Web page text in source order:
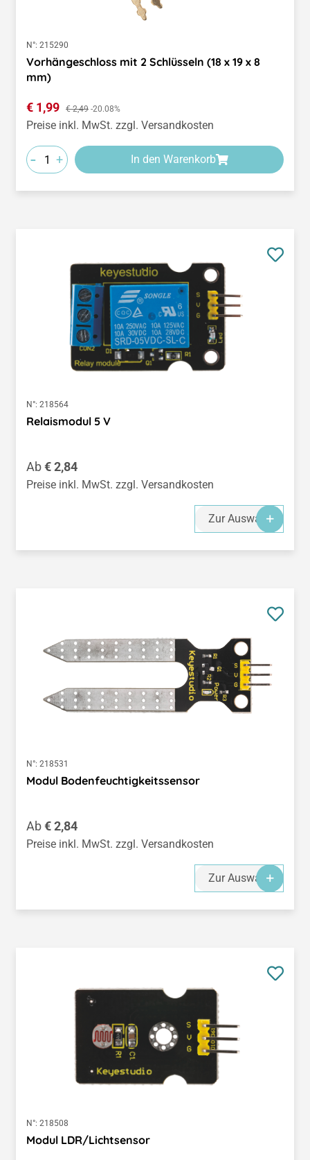
N°: 215290
Vorhängeschloss mit 2 Schlüsseln (18 x 19 x 8
mm)
Verkaufspreis:
€ 1,99 Regulärer Preis:
€ 2,49 -20.08%
Preise inkl. MwSt. zzgl. Versandkosten
- + In den Warenkorb
N°: 218564
Relaismodul 5 V
Regulärer Preis:
Ab€ 2,84
Preise inkl. MwSt. zzgl. Versandkosten
Zur Auswahl
N°: 218531
Modul Bodenfeuchtigkeitssensor
Regulärer Preis:
Ab€ 2,84
Preise inkl. MwSt. zzgl. Versandkosten
Zur Auswahl
N°: 218508
Modul LDR/Lichtsensor